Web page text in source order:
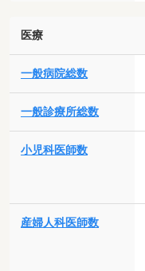
医療
一般病院総数
一般診療所総数
小児科医師数
産婦人科医師数